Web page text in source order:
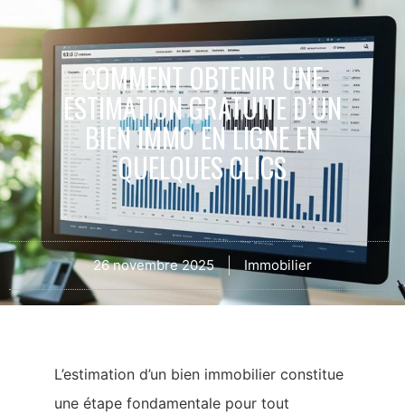
COMMENT OBTENIR UNE
ESTIMATION GRATUITE D’UN
BIEN IMMO EN LIGNE EN
QUELQUES CLICS
26 novembre 2025 Immobilier
L’estimation d’un bien immobilier constitue
une étape fondamentale pour tout